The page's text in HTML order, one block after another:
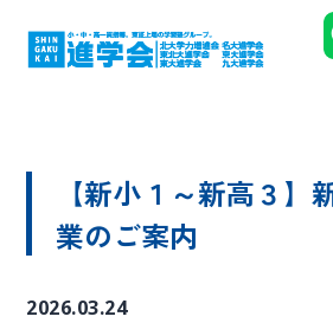
【新小１～新高３】
業のご案内
2026.03.24